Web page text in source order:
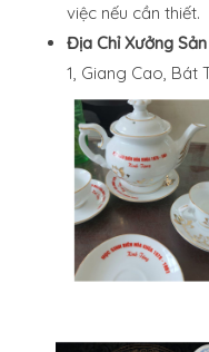
việc nếu cần thiết.
Địa Chỉ Xưởng
1, Giang Cao, Bát